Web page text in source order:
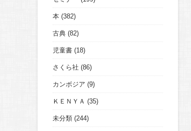
本 (382)
古典 (82)
児童書 (18)
さくら社 (86)
カンボジア (9)
ＫＥＮＹＡ (35)
未分類 (244)